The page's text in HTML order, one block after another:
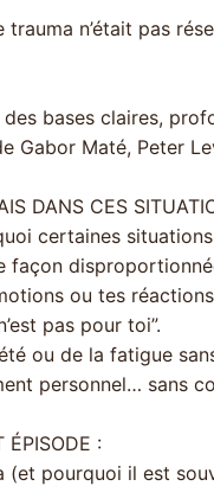
n’était pas
bases claires,
Maté, Peter
DANS CES
certaines situations
façon
ou tes
pas pour toi”.
ou de la fatigue
personnel… sans
ÉPISODE :
(et pourquoi il est